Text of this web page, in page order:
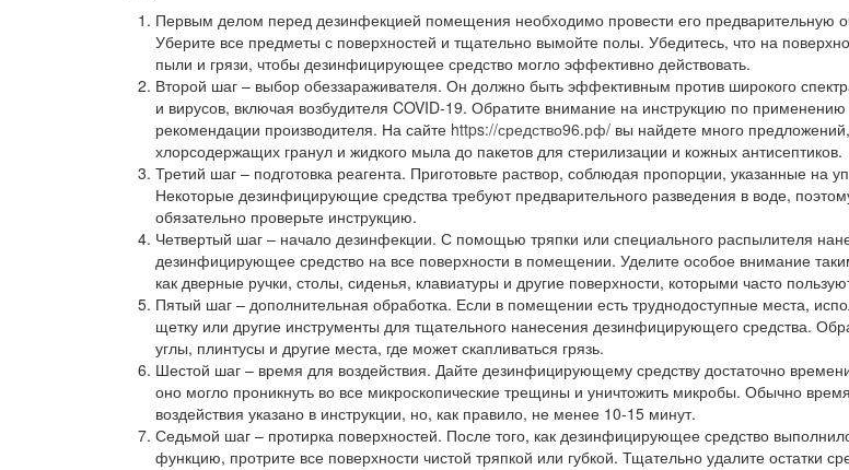
Первым делом перед дезинфекцией помещения необходимо провести его предварительную
Уберите все предметы с поверхностей и тщательно вымойте полы. Убедитесь, что на
пыли и грязи, чтобы дезинфицирующее средство могло эффективно действовать.
Второй шаг – выбор обеззараживателя. Он должно быть эффективным против широкого
и вирусов, включая возбудителя COVID-19. Обратите внимание на инструкцию по применению
рекомендации производителя. На сайте https://средство96.рф/ вы найдете много
хлорсодержащих гранул и жидкого мыла до пакетов для стерилизации и кожных антисептиков.
Третий шаг – подготовка реагента. Приготовьте раствор, соблюдая пропорции, указанные на
Некоторые дезинфицирующие средства требуют предварительного разведения в воде,
обязательно проверьте инструкцию.
Четвертый шаг – начало дезинфекции. С помощью тряпки или специального распылителя
дезинфицирующее средство на все поверхности в помещении. Уделите особое внимание
как дверные ручки, столы, сиденья, клавиатуры и другие поверхности, которыми часто
Пятый шаг – дополнительная обработка. Если в помещении есть труднодоступные места,
щетку или другие инструменты для тщательного нанесения дезинфицирующего средства.
углы, плинтусы и другие места, где может скапливаться грязь.
Шестой шаг – время для воздействия. Дайте дезинфицирующему средству достаточно
оно могло проникнуть во все микроскопические трещины и уничтожить микробы. Обычно время
воздействия указано в инструкции, но, как правило, не менее 10-15 минут.
Седьмой шаг – протирка поверхностей. После того, как дезинфицирующее средство
функцию, протрите все поверхности чистой тряпкой или губкой. Тщательно удалите остатки